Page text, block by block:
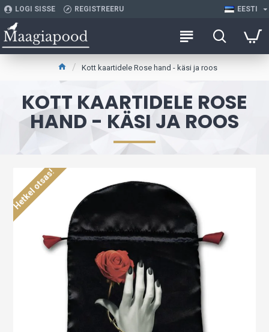
LOGI SISSE REGISTREERU EESTI
Kott kaartidele Rose hand - käsi ja roos
KOTT KAARTIDELE ROSE
HAND - KÄSI JA ROOS
Hetkel otsas!